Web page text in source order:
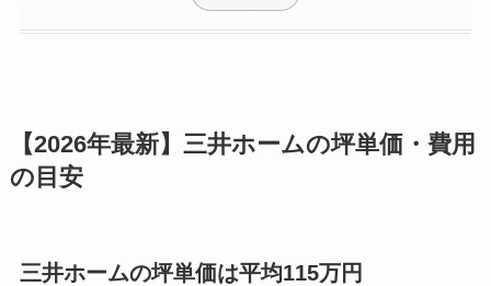
【2026年最新】三井ホームの坪単価・費用
の目安
三井ホームの坪単価は平均115万円